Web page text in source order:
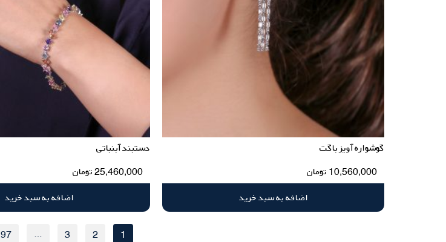
گوشواره آویز باگت
10,560,000 تومان
اضافه به سبد خرید
دستبند آبنباتی
25,460,000تومان
اضافه به سبد خرید
1
2
3
…
97